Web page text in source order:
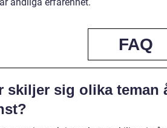
FAQ
skiljer sig olika teman